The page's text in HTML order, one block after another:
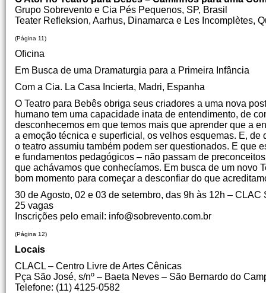
Grupo Sobrevento e Cia Pés Pequenos, SP, Brasil
Teater Refleksion, Aarhus, Dinamarca e Les Incomplètes,
(Página 11)
Oficina
Em Busca de uma Dramaturgia para a Primeira Infância
Com a Cia. La Casa Incierta, Madri, Espanha
O Teatro para Bebês obriga seus criadores a uma nova
humano tem uma capacidade inata de entendimento, de
desconhecemos em que temos mais que aprender que a
a emoção técnica e superficial, os velhos esquemas. E,
o teatro assumiu também podem ser questionados. E que
e fundamentos pedagógicos – não passam de
que achávamos que conhecíamos. Em busca de um novo
bom momento para começar a desconfiar do que
30 de Agosto, 02 e 03 de setembro, das 9h às 12h –
25 vagas
Inscrições pelo email: info@sobrevento.com.br
(Página 12)
Locais
CLACL – Centro Livre de Artes Cênicas
Pça São José, s/nº – Baeta Neves – São Bernardo do
Telefone: (11) 4125-0582